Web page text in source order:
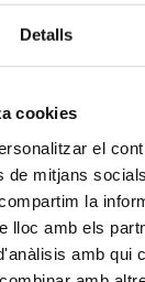
Detalls
cookies
el
de mitjans
la
lloc amb els
amb qui
com
o el
presencial o